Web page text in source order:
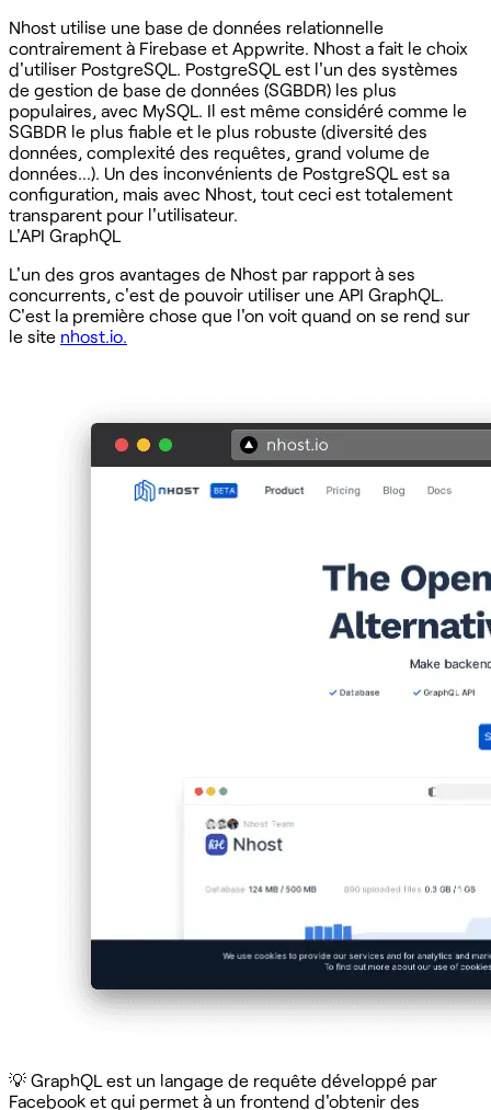
Nhost utilise une base de données relationnelle
contrairement à Firebase et Appwrite. Nhost a fait le choix
d'utiliser PostgreSQL. PostgreSQL est l'un des systèmes
de gestion de base de données (SGBDR) les plus
populaires, avec MySQL. Il est même considéré comme le
SGBDR le plus fiable et le plus robuste (diversité des
données, complexité des requêtes, grand volume de
données…). Un des inconvénients de PostgreSQL est sa
configuration, mais avec Nhost, tout ceci est totalement
transparent pour l'utilisateur.
L'API GraphQL
L'un des gros avantages de Nhost par rapport à ses
concurrents, c'est de pouvoir utiliser une API GraphQL.
C'est la première chose que l'on voit quand on se rend sur
le site nhost.io.
‍💡 GraphQL est un langage de requête développé par
Facebook et qui permet à un frontend d'obtenir des